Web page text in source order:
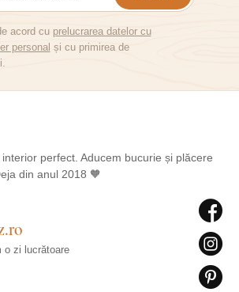
acord cu prelucrarea datelor cu
personal și cu primirea de
perfect. Aducem bucurie și plăcere
din anul 2018 🧡
o zi lucrătoare